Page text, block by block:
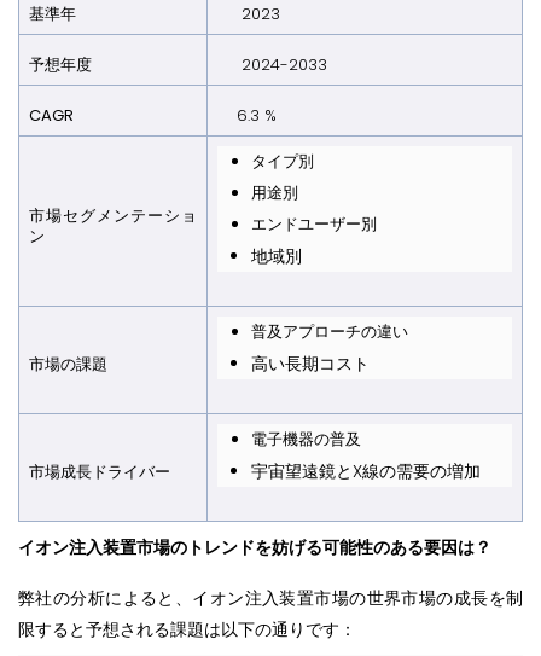
基準年 2023
予想年度 2024-2033
CAGR 6.3 %
市場セグメンテーショ
ン
タイプ別
用途別
エンドユーザー別
地域別
市場の課題
普及アプローチの違い
高い長期コスト
市場成長ドライバー
電子機器の普及
宇宙望遠鏡とX線の需要の増加
イオン注入装置市場のトレンドを妨げる可能性のある要因は？
弊社の分析によると、イオン注入装置市場の世界市場の成長を制
限すると予想される課題は以下の通りです：